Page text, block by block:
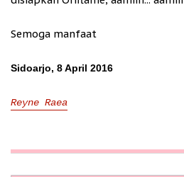
Semoga manfaat
Sidoarjo, 8 April 2016
Reyne Raea